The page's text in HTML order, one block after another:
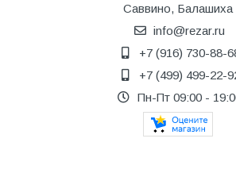
Саввино, Балашиха
info@rezar.ru
+7 (916) 730-88-
+7 (499) 499-22-
Пн-Пт 09:00 -